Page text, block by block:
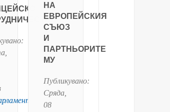
НА
ЕВРОПЕЙСКИЯ
СЪЮЗ
И
ПАРТНЬОРИТЕ
МУ
Публикувано:
Сряда,
08